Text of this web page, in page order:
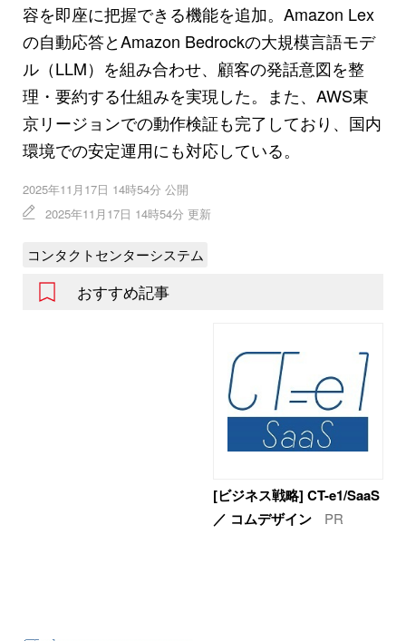
容を即座に把握できる機能を追加。Amazon Lex
の自動応答とAmazon Bedrockの大規模言語モデ
ル（LLM）を組み合わせ、顧客の発話意図を整
理・要約する仕組みを実現した。また、AWS東
京リージョンでの動作検証も完了しており、国内
環境での安定運用にも対応している。
2025年11月17日 14時54分 公開
2025年11月17日 14時54分 更新
コンタクトセンターシステム
おすすめ記事
[ビジネス戦略] CT-e1/SaaS
／ コムデザイン
PR